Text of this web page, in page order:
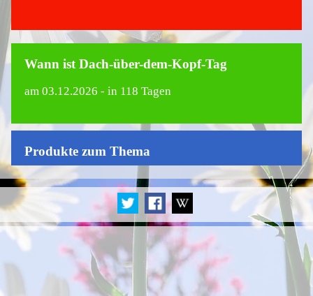
Wann ist Dach-über-dem-Kopf-Tag
am 03.12.2026 - in 118 Tagen
Produkte zum Thema